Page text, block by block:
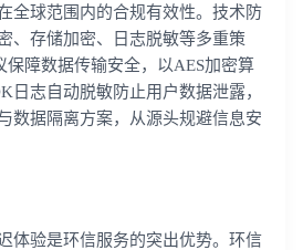
全球范围内的合规有效性。技术防
、存储加密、日志脱敏等多重策
保障数据传输安全，以AES加密算
日志自动脱敏防止用户数据泄露，
数据隔离方案，从源头规避信息安
验是环信服务的突出优势。环信